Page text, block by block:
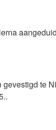
gevestigd te